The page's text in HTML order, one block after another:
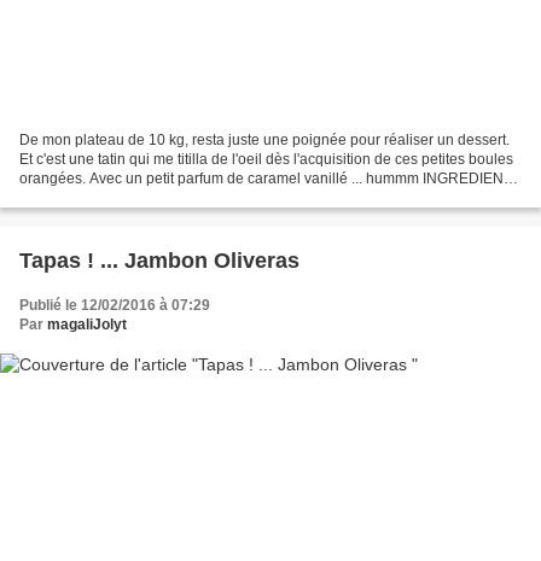
De mon plateau de 10 kg, resta juste une poignée pour réaliser un dessert.
Et c'est une tatin qui me titilla de l'oeil dès l'acquisition de ces petites boules
orangées. Avec un petit parfum de caramel vanillé ... hummm INGREDIENTS
Tapas ! ... Jambon Oliveras
Publié le 12/02/2016 à 07:29
Par magaliJolyt